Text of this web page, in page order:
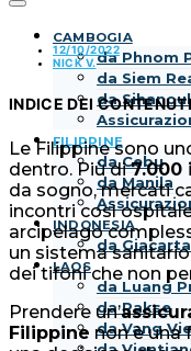
CAMBOGIA
da Phnom
da Siem
da
FILIPPINE
da Cebu
da Manila
INDONESIA
da Giacarta
LAOS
da Luang
da Pakse
da Vang
12/10/2022
NICK V.
INDICE DEI
Le Filippine sono
dentro. Più di7.000
da sogno, mercati
incontri così
arcipelago
un sistema
dei tifoni che non
Prendere un’
Filippine non è una